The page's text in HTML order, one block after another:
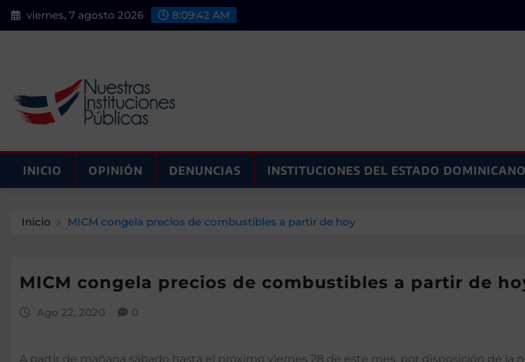
Saltar
al
viernes, 7 agosto 2026 8:09:43 AM
INICIO OPINIÓN DENUNCIAS INSTITUCIONES DEL ESTADO DOMINICANO
Inicio MICM congela precios de combustibles a partir de hoy
MICM congela precios de combustibles a partir de
Ago 22, 2020 0
A partir de mañana sábado hasta el próximo viernes 28 de este mes, por disposición de